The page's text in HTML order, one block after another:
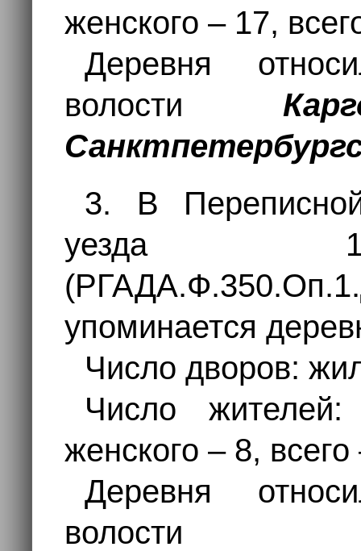
женского – 17,
Деревня
волости
3. В Переписной
уезда
упоминается
Число дворов:
Число
женского – 8,
Деревня
волости